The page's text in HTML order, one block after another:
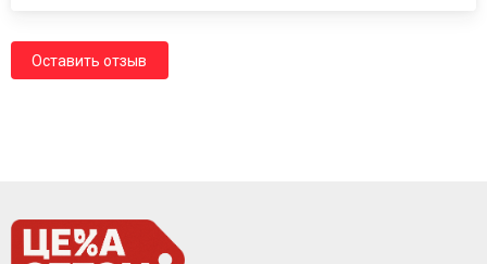
Оставить отзыв